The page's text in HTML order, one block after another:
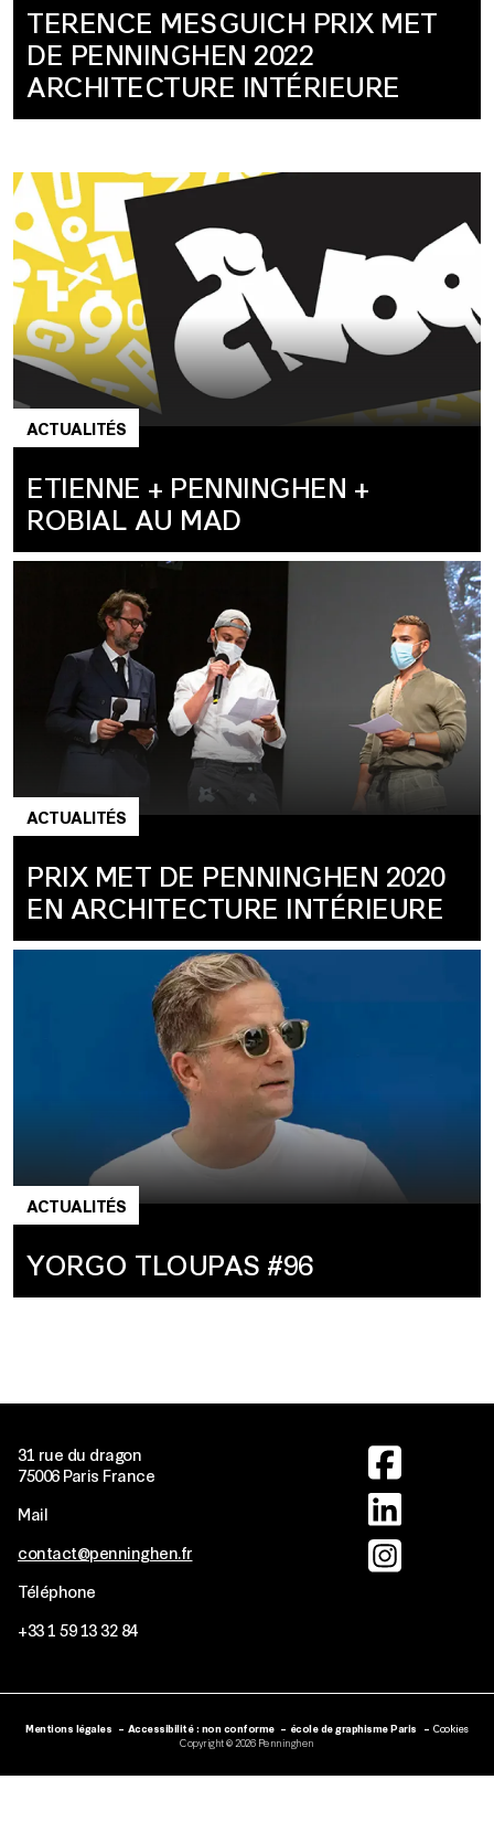
TERENCE MESGUICH PRIX MET
DE PENNINGHEN 2022
ARCHITECTURE INTÉRIEURE
ACTUALITÉS
ETIENNE + PENNINGHEN +
ROBIAL AU MAD
ACTUALITÉS
PRIX MET DE PENNINGHEN 2020
EN ARCHITECTURE INTÉRIEURE
ACTUALITÉS
YORGO TLOUPAS #96
31 rue du dragon
75006 Paris France
Mail
contact@penninghen.fr
Téléphone
+331 59 13 32 84
Image
Image
Image
MENTIONS
Mentions légales Accessibilité : non conforme école de graphisme Paris
Cookies
Copyright © 2026 Penninghen